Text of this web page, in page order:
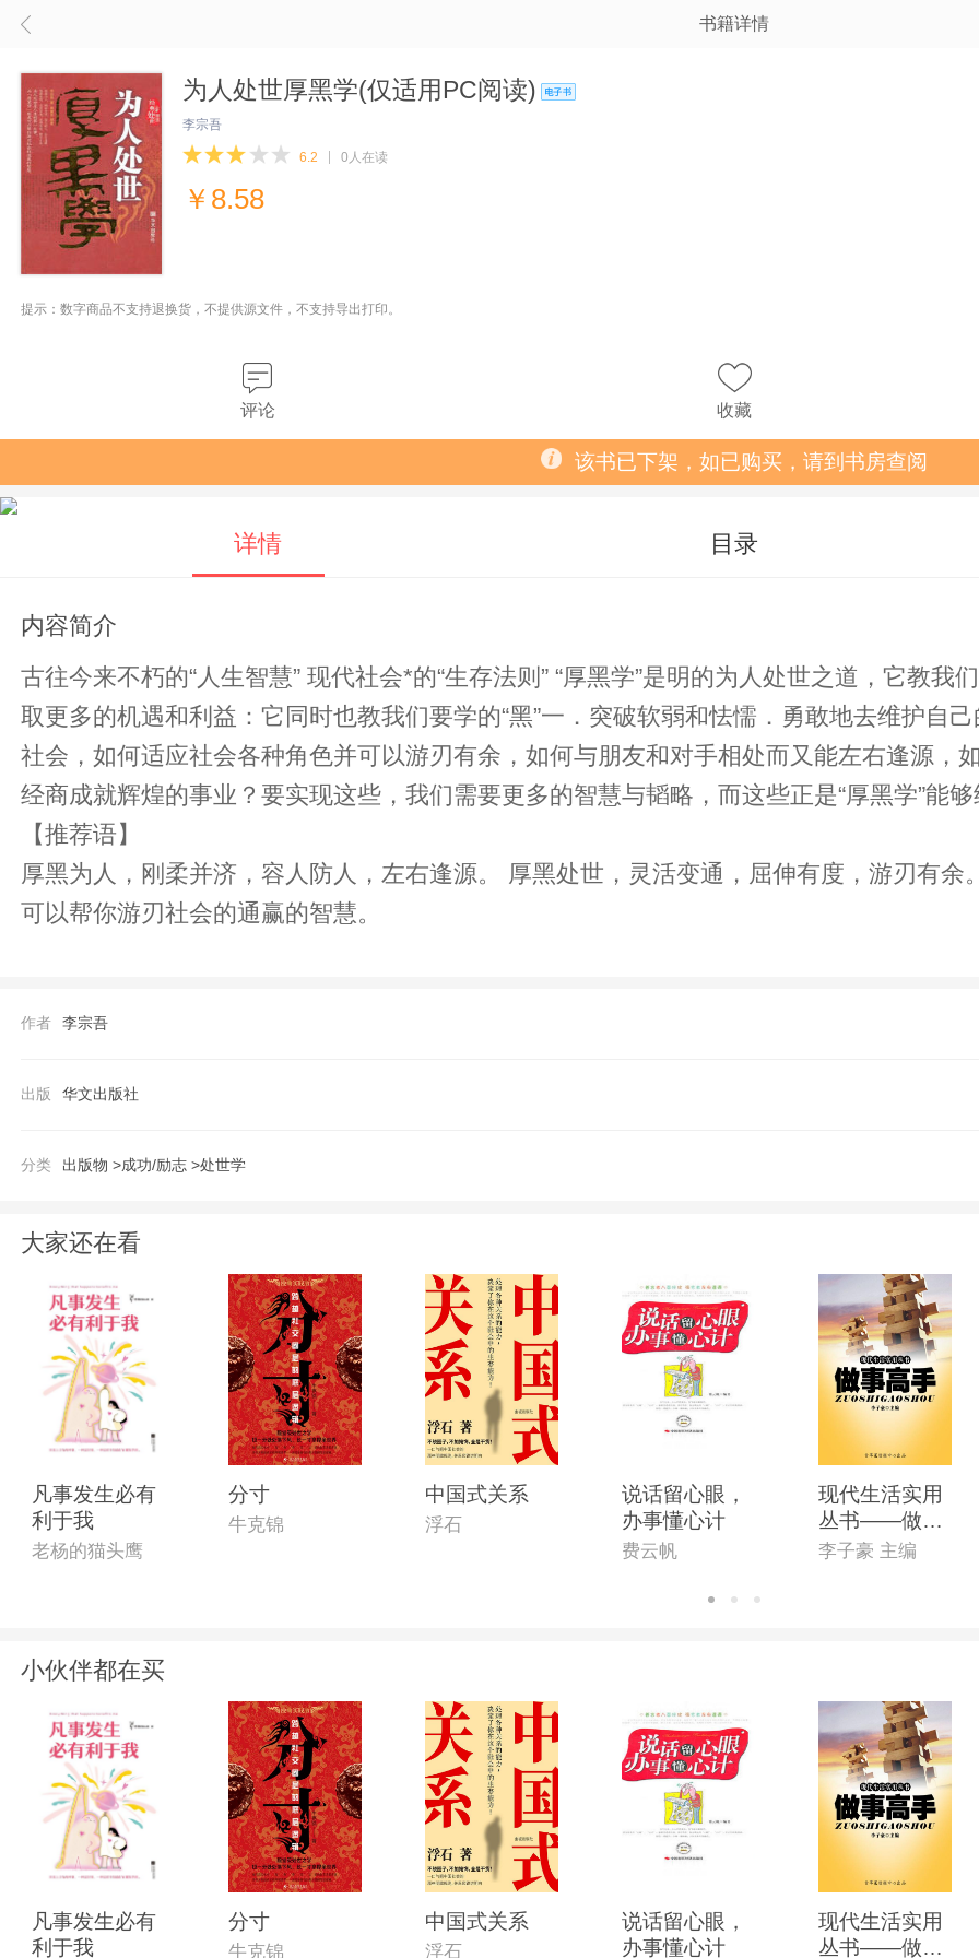
书籍详情
为人处世厚黑学(仅适用PC阅读)
李宗吾
6.2 0人在读
￥ 8.58
提示：数字商品不支持退换货，不提供源文件，不支持导出打印。
评论 收藏
该书已下架，如已购买，请到书房查阅
详情 目录
内容简介
古往今来不朽的“人生智慧” 现代社会*的“生存法则” “厚黑学”是明的为人处世之道，它教我们要学的“厚”一。甩羞涩和腼腆，积极地去争
取更多的机遇和利益：它同时也教我们要学的“黑”一．突破软弱和怯懦．勇敢地去维护自己的尊严和荣誉。 在这
社会，如何适应社会各种角色并可以游刃有余，如何与朋友和对手相处而又能左右逢源，
经商成就辉煌的事业？要实现这些，我们需要更多的智慧与韬略，而这些正是“厚黑学”能
【推荐语】
厚黑为人，刚柔并济，容人防人，左右逢源。 厚黑处世，灵活变通，屈伸有度，游刃有余。 为人处世是人生的**大事，而“厚黑学”则是
可以帮你游刃社会的通赢的智慧。
作者 李宗吾
出版 华文出版社
分类 出版物 >成功/励志 >处世学
大家还在看
凡事发生必有
利于我
老杨的猫头鹰
分寸
牛克锦
中国式关系
浮石
说话留心眼，
办事懂心计
费云帆
现代生活实用
丛书——做事
高手
李子豪 主编
小伙伴都在买
凡事发生必有
利于我
分寸
牛克锦
中国式关系
浮石
说话留心眼，
办事懂心计
现代生活实用
丛书——做事